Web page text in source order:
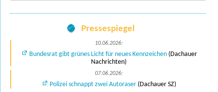
Pressespiegel
10.06.2026:
Bundesrat gibt grünes Licht für neues Kennzeichen(Dachauer
Nachrichten)
07.06.2026:
Polizei schnappt zwei Autoraser (Dachauer SZ)